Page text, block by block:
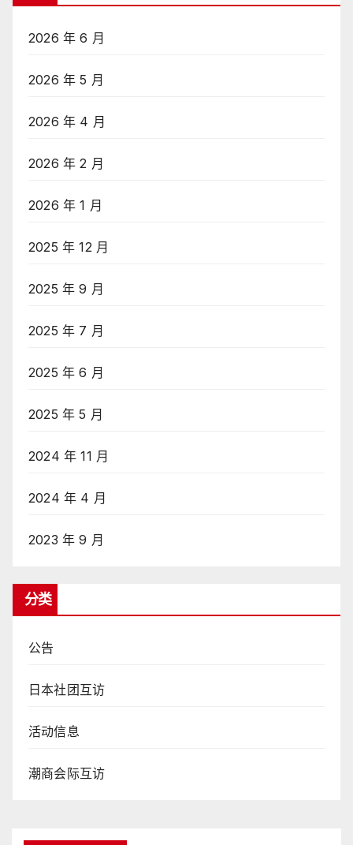
2026 年 6 月
2026 年 5 月
2026 年 4 月
2026 年 2 月
2026 年 1 月
2025 年 12 月
2025 年 9 月
2025 年 7 月
2025 年 6 月
2025 年 5 月
2024 年 11 月
2024 年 4 月
2023 年 9 月
分类
公告
日本社团互访
活动信息
潮商会际互访